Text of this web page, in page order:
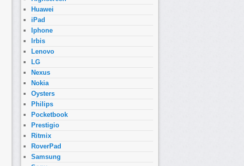
Huawei
iPad
Iphone
Irbis
Lenovo
LG
Nexus
Nokia
Oysters
Philips
Pocketbook
Prestigio
Ritmix
RoverPad
Samsung